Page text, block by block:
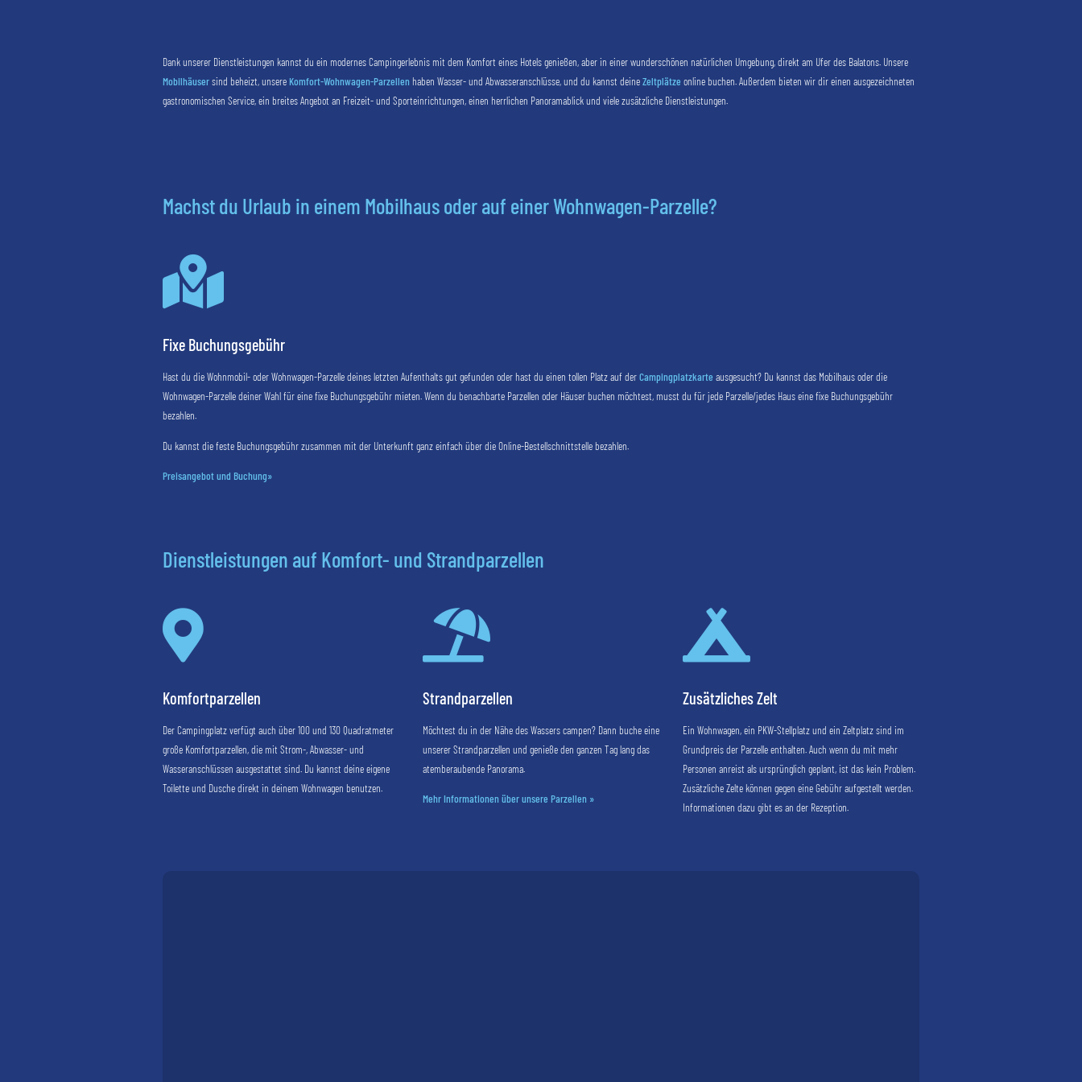
Dank unserer Dienstleistungen kannst du ein modernes Campingerlebnis mit dem Komfort eines Hotels genießen, aber in einer wunderschönen natürlichen Umgebung, direkt am Ufer des Balatons. Unsere
Mobilhäusersind beheizt, unsere Komfort-Wohnwagen-Parzellen haben Wasser- und Abwasseranschlüsse, und du kannst deineZeltplätze online buchen. Außerdem bieten wir dir einen ausgezeichneten
gastronomischen Service, ein breites Angebot an Freizeit- und Sporteinrichtungen, einen herrlichen Panoramablick und viele zusätzliche Dienstleistungen.
Machst du Urlaub in einem Mobilhaus oder auf einer Wohnwagen-Parzelle?

Fixe Buchungsgebühr
Hast du die Wohnmobil- oder Wohnwagen-Parzelle deines letzten Aufenthalts gut gefunden oder hast du einen tollen Platz auf derCampingplatzkarte ausgesucht? Du kannst das Mobilhaus oder die
Wohnwagen-Parzelle deiner Wahl für eine fixe Buchungsgebühr mieten. Wenn du benachbarte Parzellen oder Häuser buchen möchtest, musst du für jede Parzelle/jedes Haus eine fixe Buchungsgebühr
bezahlen.
Du kannst die feste Buchungsgebühr zusammen mit der Unterkunft ganz einfach über die Online-Bestellschnittstelle bezahlen.
Preisangebot und Buchung»
Dienstleistungen auf Komfort- und Strandparzellen

Komfortparzellen
Der Campingplatz verfügt auch über 100 und 130 Quadratmeter
große Komfortparzellen, die mit Strom-, Abwasser- und
Wasseranschlüssen ausgestattet sind. Du kannst deine eigene
Toilette und Dusche direkt in deinem Wohnwagen benutzen.

Strandparzellen
Möchtest du in der Nähe des Wassers campen? Dann buche eine
unserer Strandparzellen und genieße den ganzen Tag lang das
atemberaubende Panorama.
Mehr Informationen über unsere Parzellen »

Zusätzliches Zelt
Ein Wohnwagen, ein PKW-Stellplatz und ein Zeltplatz sind im
Grundpreis der Parzelle enthalten. Auch wenn du mit mehr
Personen anreist als ursprünglich geplant, ist das kein Problem.
Zusätzliche Zelte können gegen eine Gebühr aufgestellt werden.
Informationen dazu gibt es an der Rezeption.